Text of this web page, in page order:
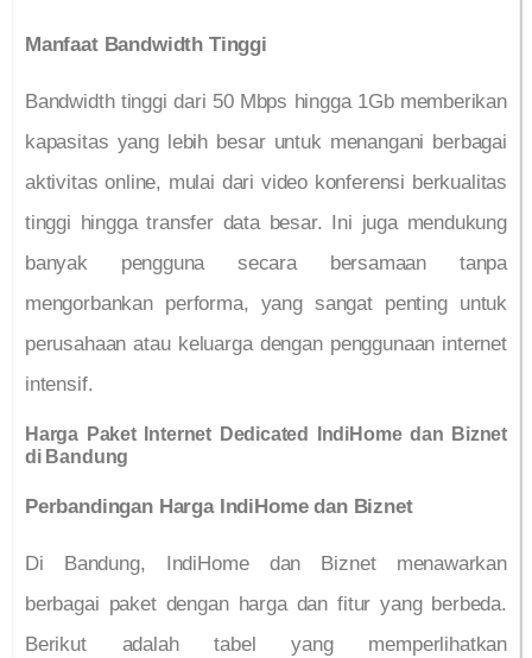
Manfaat Bandwidth Tinggi
Bandwidth tinggi dari 50 Mbps hingga 1Gb memberikan
kapasitas yang lebih besar untuk menangani berbagai
aktivitas online, mulai dari video konferensi berkualitas
tinggi hingga transfer data besar. Ini juga mendukung
banyak pengguna secara bersamaan tanpa
mengorbankan performa, yang sangat penting untuk
perusahaan atau keluarga dengan penggunaan internet
intensif.
Harga Paket Internet Dedicated IndiHome dan Biznet
di Bandung
Perbandingan Harga IndiHome dan Biznet
Di Bandung, IndiHome dan Biznet menawarkan
berbagai paket dengan harga dan fitur yang berbeda.
Berikut adalah tabel yang memperlihatkan